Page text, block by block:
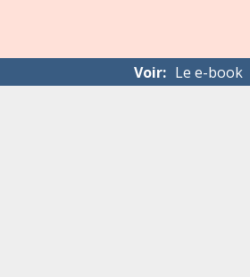
Voir: Le e-book